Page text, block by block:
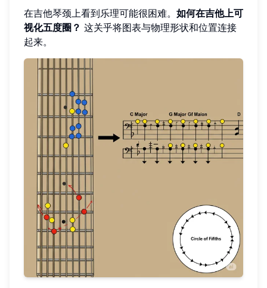
在吉他琴颈上看到乐理可能很困难。 如何在吉他上可
视化五度圈？ 这关乎将图表与物理形状和位置连接
起来。